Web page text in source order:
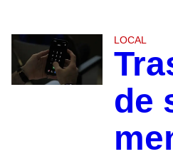
LOCAL
de